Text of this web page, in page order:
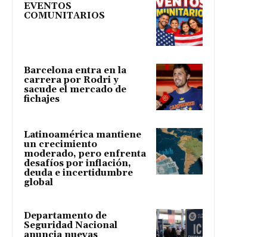
EVENTOS
COMUNITARIOS
Barcelona entra en la
carrera por Rodri y
sacude el mercado de
fichajes
Latinoamérica mantiene
un crecimiento
moderado, pero enfrenta
desafíos por inflación,
deuda e incertidumbre
global
Departamento de
Seguridad Nacional